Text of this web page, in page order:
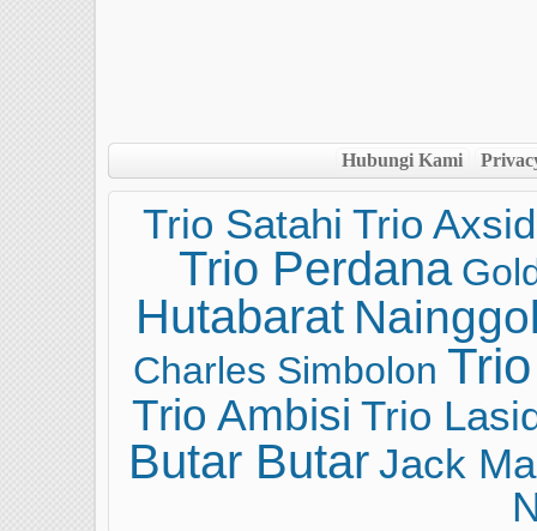
Hubungi Kami
Trio Satahi Trio
Trio Perdana
Hutabarat
Charles Simbolon
Trio Ambisi Trio
Butar Butar Jack